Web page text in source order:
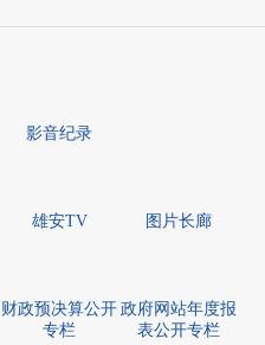
影音纪录
雄安TV 图片长廊
财政预决算公开
专栏
政府网站年度报
表公开专栏